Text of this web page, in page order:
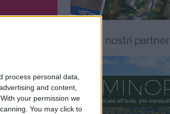
process personal data,
and content,
With your permission we
You may click to
I nostri partner